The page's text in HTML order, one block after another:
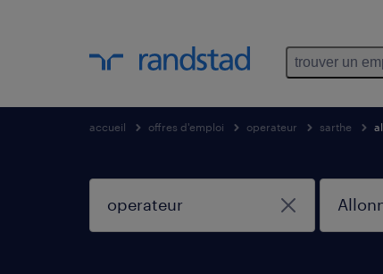
trouver un
accueil offres d'emploi operateur sarthe